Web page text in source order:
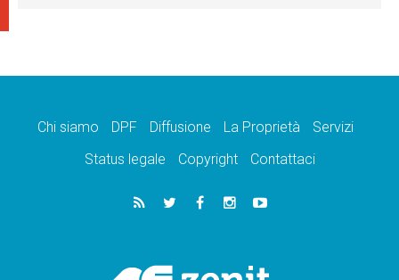
Chi siamo DPF Diffusione La Proprietà
Servizi
Status legale
Copyright Contattaci